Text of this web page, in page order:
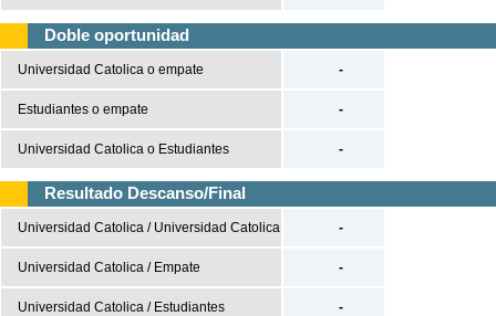
Doble oportunidad
Universidad Catolica o empate
Estudiantes o empate
Universidad Catolica o Estudiantes
-
-
-
Resultado Descanso/Final
Universidad Catolica / Universidad Catolica
Universidad Catolica / Empate
Universidad Catolica / Estudiantes
-
-
-
Premier League
Bundesliga
Champions League
Europa League
Baloncesto
España